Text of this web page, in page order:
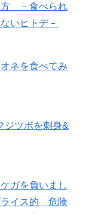
方 －食べられ
いヒトデ－
ネを食べてみ
ジツボを刺身&
ガを負いまし
ライス的 危険